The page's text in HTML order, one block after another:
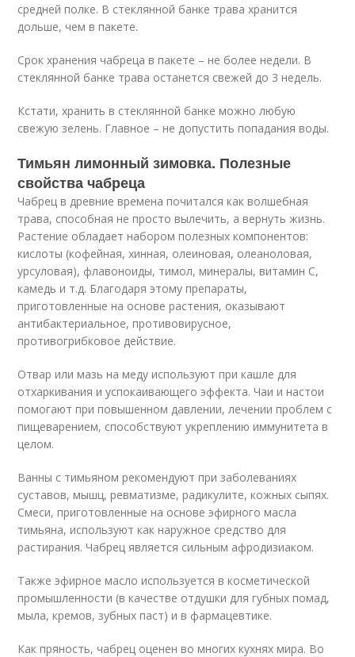
средней полке. В стеклянной банке трава хранится
дольше, чем в пакете.
Срок хранения чабреца в пакете – не более недели. В
стеклянной банке трава останется свежей до 3 недель.
Кстати, хранить в стеклянной банке можно любую
свежую зелень. Главное – не допустить попадания воды.
Тимьян лимонный зимовка. Полезные
свойства чабреца
Чабрец в древние времена почитался как волшебная
трава, способная не просто вылечить, а вернуть жизнь.
Растение обладает набором полезных компонентов:
кислоты (кофейная, хинная, олеиновая, олеаноловая,
урсуловая), флавоноиды, тимол, минералы, витамин С,
камедь и т.д. Благодаря этому препараты,
приготовленные на основе растения, оказывают
антибактериальное, противовирусное,
противогрибковое действие.
Отвар или мазь на меду используют при кашле для
отхаркивания и успокаивающего эффекта. Чаи и настои
помогают при повышенном давлении, лечении проблем с
пищеварением, способствуют укреплению иммунитета в
целом.
Ванны с тимьяном рекомендуют при заболеваниях
суставов, мышц, ревматизме, радикулите, кожных сыпях.
Смеси, приготовленные на основе эфирного масла
тимьяна, используют как наружное средство для
растирания. Чабрец является сильным афродизиаком.
Также эфирное масло используется в косметической
промышленности (в качестве отдушки для губных помад,
мыла, кремов, зубных паст) и в фармацевтике.
Как пряность, чабрец оценен во многих кухнях мира. Во